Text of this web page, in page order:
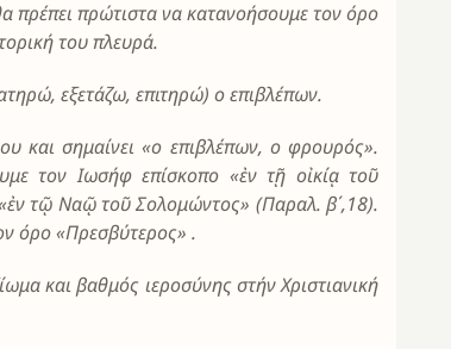
πρώτιστα να κατανοήσουμε τον όρο
του πλευρά.
εξετάζω, επιτηρώ) ο επιβλέπων.
και σημαίνει «ο επιβλέπων, ο φρουρός».
τον Ιωσήφ επίσκοπο «ἐν τῇ οἰκίᾳ τοῦ
«ἐν τῷ Ναῷ τοῦ Σολομώντος» (Παραλ. β΄,18).
όρο «Πρεσβύτερος» .
και βαθμός ιεροσύνης στήν Χριστιανική